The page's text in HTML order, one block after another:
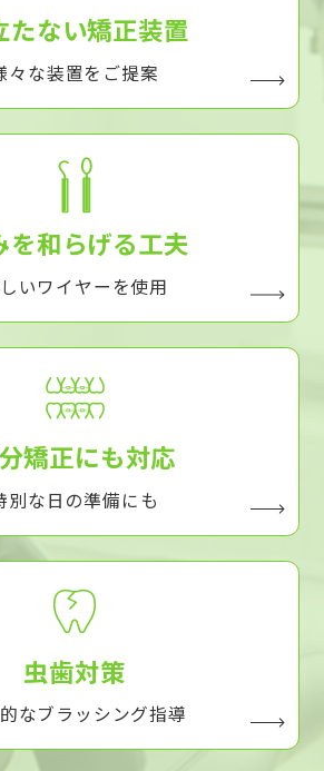
たない矯正装置
々な装置をご提案
を和らげる工夫
いワイヤーを使用
矯正にも対応
別な日の準備にも
虫歯対策
なブラッシング指導